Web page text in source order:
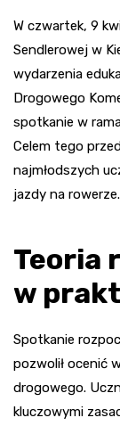
W czwartek, 9
Sendlerowej w
wydarzenia
Drogowego
spotkanie w
Celem tego
najmłodszych
jazdy na rowerze.
Teoria
w
Spotkanie
pozwolił ocenić
drogowego.
kluczowymi